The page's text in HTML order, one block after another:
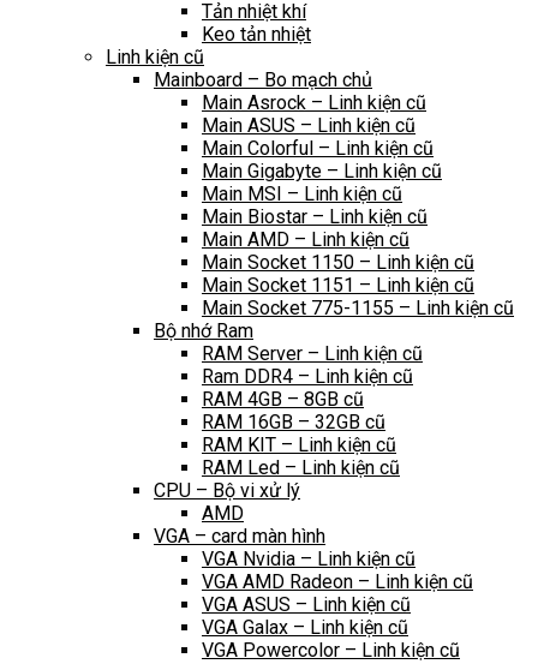
Tản nhiệt khí
Keo tản nhiệt
Linh kiện cũ
Mainboard – Bo mạch chủ
Main Asrock – Linh kiện cũ
Main ASUS – Linh kiện cũ
Main Colorful – Linh kiện cũ
Main Gigabyte – Linh kiện cũ
Main MSI – Linh kiện cũ
Main Biostar – Linh kiện cũ
Main AMD – Linh kiện cũ
Main Socket 1150 – Linh kiện cũ
Main Socket 1151 – Linh kiện cũ
Main Socket 775-1155 – Linh kiện cũ
Bộ nhớ Ram
RAM Server – Linh kiện cũ
Ram DDR4 – Linh kiện cũ
RAM 4GB – 8GB cũ
RAM 16GB – 32GB cũ
RAM KIT – Linh kiện cũ
RAM Led – Linh kiện cũ
CPU – Bộ vi xử lý
AMD
VGA – card màn hình
VGA Nvidia – Linh kiện cũ
VGA AMD Radeon – Linh kiện cũ
VGA ASUS – Linh kiện cũ
VGA Galax – Linh kiện cũ
VGA Powercolor – Linh kiện cũ